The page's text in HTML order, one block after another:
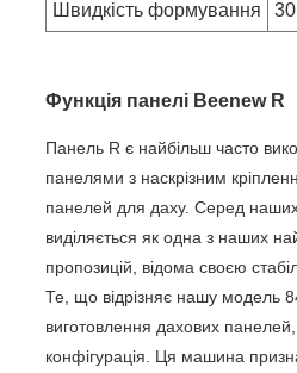
Швидкість формування
Функція панелі Beenew R
Панель R є найбільш часто
панелями з наскрізним
панелей для даху. Серед наших
виділяється як одна з наших
пропозицій, відома своєю
Те, що відрізняє нашу модель
виготовлення дахових
конфігурація. Ця машина